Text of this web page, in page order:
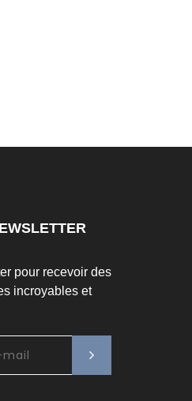
pour recevoir des
incroyables et